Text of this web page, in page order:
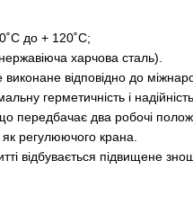
до + 120˚C;
харчова сталь).
відповідно до
герметичність і
передбачає два робочі
регулюючого крана.
відбувається підвищене